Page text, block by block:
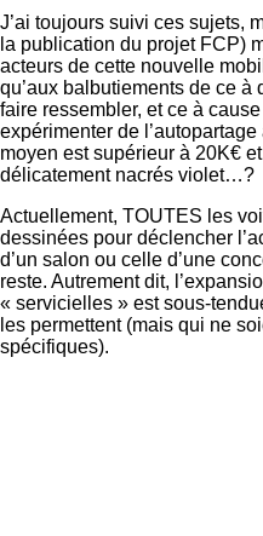
J’ai toujours suivi ces sujets,
la publication du projet FCP)
acteurs de cette nouvelle
qu’aux balbutiements de ce
faire ressembler, et ce à
expérimenter de
moyen est supérieur à 20K€
délicatement nacrés violet…?
Actuellement, TOUTES les
dessinées pour déclencher
d’un salon ou celle d’une
reste. Autrement dit,
« servicielles » est sous-
les permettent (mais qui ne
spécifiques).